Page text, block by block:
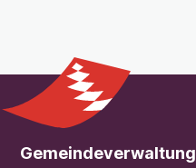
Footer
Gemeindeverwaltung